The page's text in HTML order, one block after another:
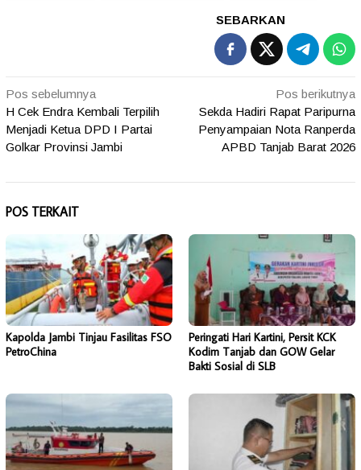
SEBARKAN
Navigasi
pos
Pos sebelumnya
H Cek Endra Kembali Terpilih
Menjadi Ketua DPD I Partai
Golkar Provinsi Jambi
Pos berikutnya
Sekda Hadiri Rapat Paripurna
Penyampaian Nota Ranperda
APBD Tanjab Barat 2026
POS TERKAIT
Kapolda Jambi Tinjau Fasilitas FSO
PetroChina
Peringati Hari Kartini, Persit KCK
Kodim Tanjab dan GOW Gelar
Bakti Sosial di SLB